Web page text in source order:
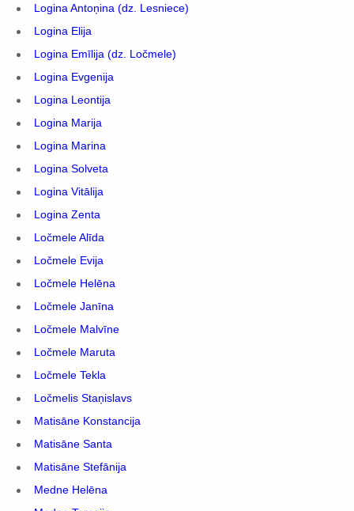
Logina Antoņina (dz. Lesniece)
Logina Elija
Logina Emīlija (dz. Ločmele)
Logina Evgenija
Logina Leontija
Logina Marija
Logina Marina
Logina Solveta
Logina Vitālija
Logina Zenta
Ločmele Alīda
Ločmele Evija
Ločmele Helēna
Ločmele Janīna
Ločmele Malvīne
Ločmele Maruta
Ločmele Tekla
Ločmelis Staņislavs
Matisāne Konstancija
Matisāne Santa
Matisāne Stefānija
Medne Helēna